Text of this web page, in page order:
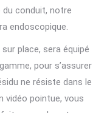
conduit, notre
endoscopique.
place, sera équipé
pour s’assurer
ne résiste dans le
vidéo pointue, vous